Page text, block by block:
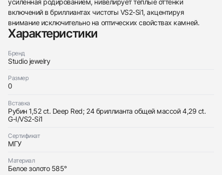
438
285
145
142
205
204
195
150
6
усиленная родированием, нивелирует теплые оттенки
включений в бриллиантах чистоты VS2-Si1, акцентируя
внимание исключительно на оптических свойствах камней.
Характеристики
Бренд
Studio jewelry
Размер
0
Вставка
Рубин 1,52 ct. Deep Red; 24 бриллианта общей массой 4,29 ct.
G-I/VS2-Si1
Сертификат
МГУ
Материал
Белое золото 585°
Заказать эти часы
Оставьте ваши контактные данные и мы свяжемся
с вами
Трейд-ин часов
Оставьте ваши контактные данные и мы свяжемся
с вами
Studio jewelry